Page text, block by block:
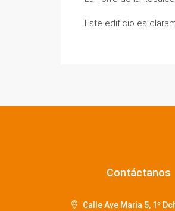
Este edificio es
Contáctanos
Calle Ave Maria 5, 1º